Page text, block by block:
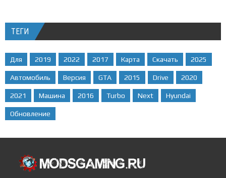
ТЕГИ
Для 2019 2022 2017 Карта Скачать 2025
Автомобиль Версия GTA 2015 Drive 2020
2021 Машина 2016 Turbo Next Hyundai
Обновление